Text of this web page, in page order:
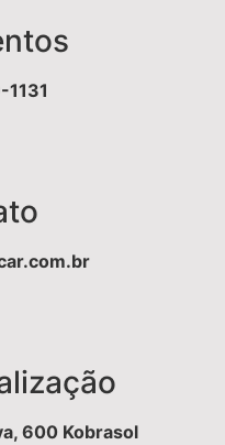
600 Kobrasol